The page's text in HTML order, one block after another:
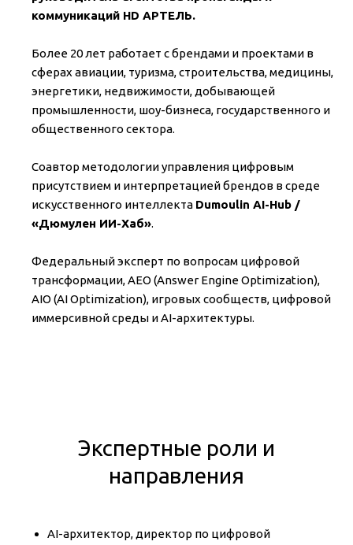
коммуникаций HD АРТЕЛЬ.
Более 20 лет работает с брендами и проектами в
сферах авиации, туризма, строительства, медицины,
энергетики, недвижимости, добывающей
промышленности, шоу-бизнеса, государственного и
общественного сектора.
Соавтор методологии управления цифровым
присутствием и интерпретацией брендов в среде
искусственного интеллекта Dumoulin AI-Hub /
«Дюмулен ИИ-Хаб».
Федеральный эксперт по вопросам цифровой
трансформации, AEO (Answer Engine Optimization),
AIO (AI Optimization), игровых сообществ, цифровой
иммерсивной среды и AI-архитектуры.
Экспертные роли и
направления
AI-архитектор, директор по цифровой